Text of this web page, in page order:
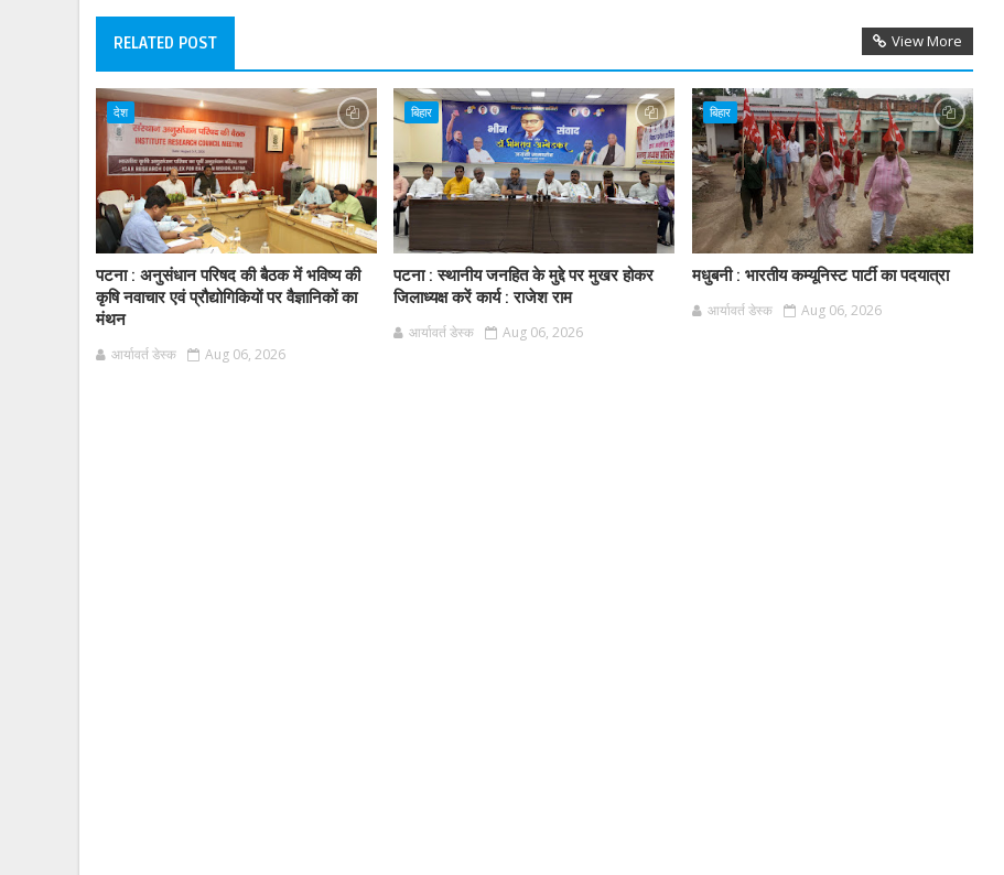
RELATED POST View More
देश
पटना : अनुसंधान परिषद की बैठक में भविष्य की
कृषि नवाचार एवं प्रौद्योगिकियों पर वैज्ञानिकों का
मंथन
आर्यावर्त डेस्क Aug 06, 2026
बिहार
पटना : स्थानीय जनहित के मुद्दे पर मुखर होकर
जिलाध्यक्ष करें कार्य : राजेश राम
आर्यावर्त डेस्क Aug 06, 2026
बिहार
मधुबनी : भारतीय कम्यूनिस्ट पार्टी का पदयात्रा
आर्यावर्त डेस्क Aug 06, 2026